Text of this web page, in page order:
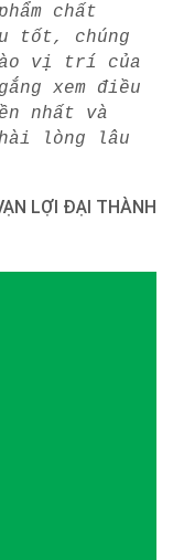
chất
tốt, chúng
vị trí của
xem điều
nhất và
hài lòng lâu
LỢI ĐẠI THÀNH